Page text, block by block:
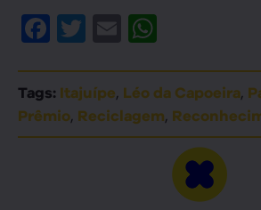
Facebook
Twitter
Email
Tags: Itajuípe, Léo da Capoeira,
Prêmio, Reciclagem,